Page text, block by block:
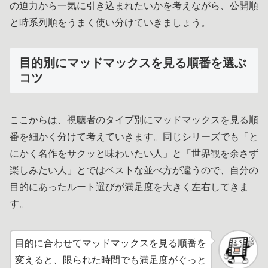
の迫力から一気に引き込まれたいかを考えながら、公開順
と時系列順をうまく使い分けていきましょう。
目的別にマッドマックスを見る順番を選ぶ
コツ
ここからは、視聴者のタイプ別にマッドマックスを見る順
番を細かく分けて考えていきます。同じシリーズでも「と
にかく名作をサクッと味わいたい人」と「世界観を余さず
楽しみたい人」とではベストな並べ方が違うので、自分の
目的にあったルート選びが満足度を大きく左右してきま
す。
目的に合わせてマッドマックスを見る順番を
変えると、限られた時間でも満足度がぐっと